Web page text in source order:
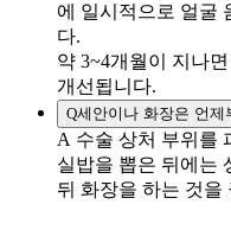
에 일시적으로 얼굴
다.
약 3~4개월이 지나
개선됩니다.
Q세안이나 화장은 언제
A 수술 상처 부위를
실밥을 뽑은 뒤에는
뒤 화장을 하는 것을